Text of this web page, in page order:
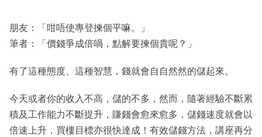
朋友：「咁唔使專登揀個平嘛。」
筆者：「價錢爭成倍喎，點解要揀個貴呢？」
有了這種態度、這種智慧，錢就會自自然然的儲起來。
今天或者你的收入不高，儲的不多，然而，隨著經驗不斷累
積及工作能力不斷提升，賺錢會愈來愈多，儲錢速度就會以
倍速上升，買樓目標亦很快達成！有效儲錢方法，講座再分